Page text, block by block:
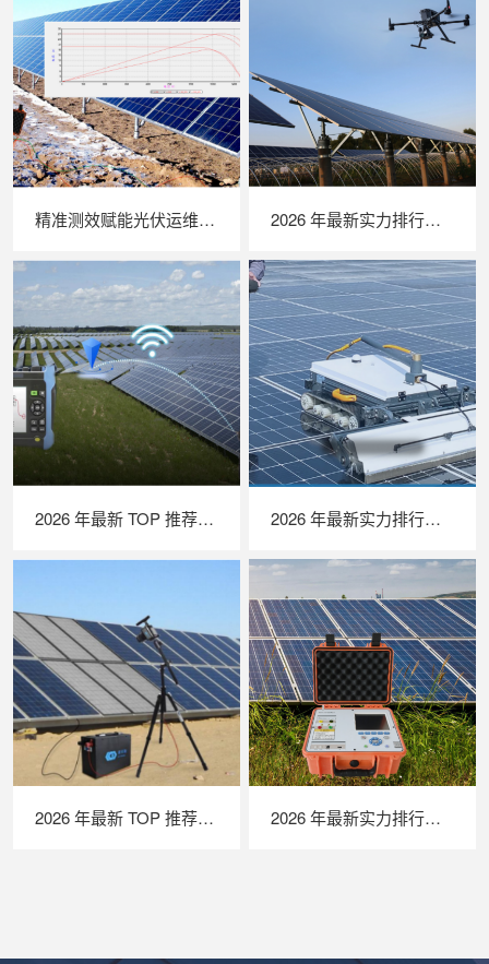
精准测效赋能光伏运维，苏州 LAILX LX‑PV32 便携式 IV 测试仪打造现场检测新标杆 2026 年最新实力排行｜无人机 EL 检测系统 TOP 推荐，LAILX LXH210 深度解析
2026 年最新 TOP 推荐｜绝缘接地综合测试仪实力排行，LAILX LXH601 深度测评 2026 年最新实力排行｜光伏清洗机器人 TOP 推荐，LAILX LX‑H403 深度解析
2026 年最新 TOP 推荐｜便携式 EL 检测仪实力排行，LAILX LXG50 深度测评 2026 年最新实力排行｜便携式 IV 测试仪 TOP 推荐，LAILX LX‑PV31 深度解析